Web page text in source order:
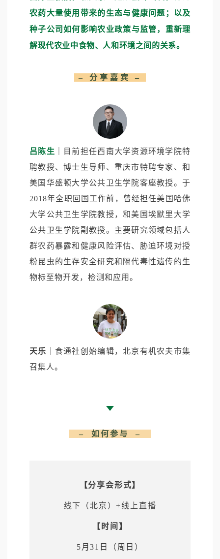
农药大量使用带来的生态与健康问题；以及
种子公司如何影响农业政策与监管，重新理
解现代农业中食物、人和环境之间的关系。
– 分享嘉宾 –
吕陈生
｜目前担任西南大学资源环境学院特
聘教授、博士生导师、重庆市特聘专家、和
美国华盛顿大学公共卫生学院客座教授。于
2018年全职回国工作前，曾经担任美国哈佛
大学公共卫生学院教授，和美国埃默里大学
公共卫生学院副教授。主要研究领域包括人
群农药暴露和健康风险评估、胁迫环境对授
粉昆虫的生存安全研究和隔代毒性遗传的生
物标至物开发，检测和应用。
天乐 ｜食通社创始编辑，北京有机农夫市集
召集人。
– 如何参与 –
【分享会形式】
线下（北京）+线上直播
【时间】
5月31日（周日）